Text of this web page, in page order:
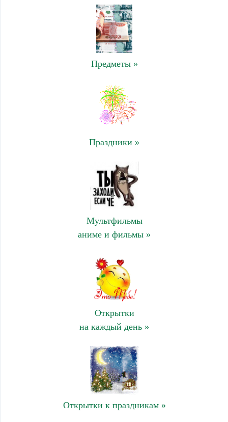
Предметы »
Праздники »
Мультфильмы
аниме и фильмы »
Открытки
на каждый день »
Открытки к праздникам »